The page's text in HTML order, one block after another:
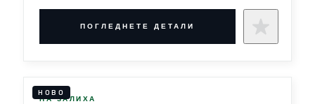
ПОГЛЕДНЕТЕ ДЕТАЛИ
НОВО
НА ЗАЛИХА